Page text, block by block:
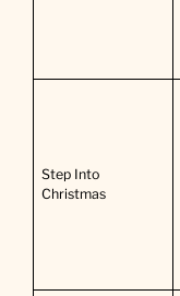
Step Into
Christmas